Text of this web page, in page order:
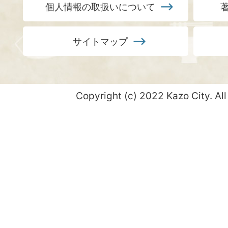
個人情報の取扱いについて
サイトマップ
Copyright (c) 2022 Kazo City.